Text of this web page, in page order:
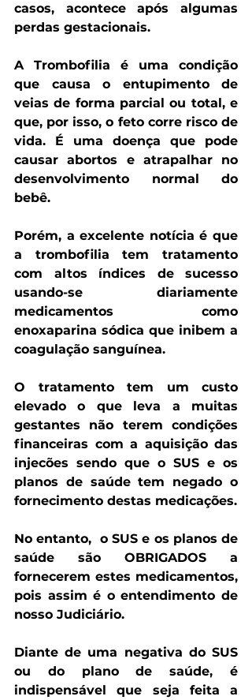
casos, acontece após algumas
perdas gestacionais.
A Trombofilia é uma condição
que causa o entupimento de
veias de forma parcial ou total, e
que, por isso, o feto corre risco de
vida. É uma doença que pode
causar abortos e atrapalhar no
desenvolvimento normal do
bebê.
Porém, a excelente notícia é que
a trombofilia tem tratamento
com altos índices de sucesso
usando-se diariamente
medicamentos como
enoxaparina sódica que inibem a
coagulação sanguínea.
O tratamento tem um custo
elevado o que leva a muitas
gestantes não terem condições
financeiras com a aquisição das
injecões sendo que o SUS e os
planos de saúde tem negado o
fornecimento destas medicações.
No entanto, o SUS e os planos de
saúde são OBRIGADOS a
fornecerem estes medicamentos,
pois assim é o entendimento de
nosso Judiciário.
Diante de uma negativa do SUS
ou do plano de saúde, é
indispensável que seja feita a